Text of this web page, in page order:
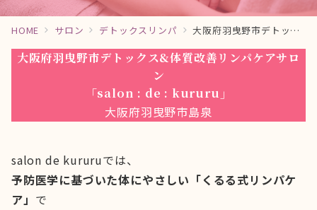
HOME サロン デトックスリンパ 大阪府羽曳野市デトックス&体質改善リンパケアサロン「salon : de : kururu」
大阪府羽曳野市デトックス&体質改善リンパケアサロ
ン
「salon : de : kururu」
大阪府羽曳野市島泉
salon de kururuでは、
予防医学に基づいた体にやさしい「くるる式リンパケ
ア」 で